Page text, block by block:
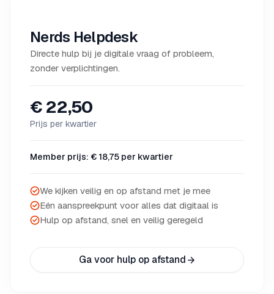
Nerds Helpdesk
Directe hulp bij je digitale vraag of probleem,
zonder verplichtingen.
€ 22,50
Prijs per kwartier
Member prijs: € 18,75 per kwartier
We kijken veilig en op afstand met je mee
Eén aanspreekpunt voor alles dat digitaal is
Hulp op afstand, snel en veilig geregeld
Ga voor hulp op afstand